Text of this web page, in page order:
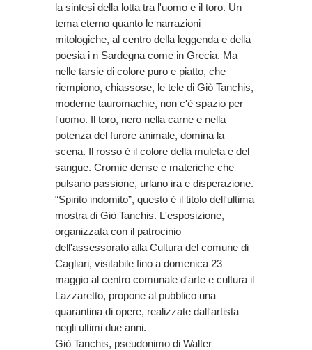
la sintesi della lotta tra l'uomo e il toro. Un
tema eterno quanto le narrazioni
mitologiche, al centro della leggenda e della
poesia i n Sardegna come in Grecia. Ma
nelle tarsie di colore puro e piatto, che
riempiono, chiassose, le tele di Giò Tanchis,
moderne tauromachie, non c'è spazio per
l'uomo. Il toro, nero nella carne e nella
potenza del furore animale, domina la
scena. Il rosso è il colore della muleta e del
sangue. Cromie dense e materiche che
pulsano passione, urlano ira e disperazione.
“Spirito indomito”, questo è il titolo dell'ultima
mostra di Giò Tanchis. L'esposizione,
organizzata con il patrocinio
dell'assessorato alla Cultura del comune di
Cagliari, visitabile fino a domenica 23
maggio al centro comunale d'arte e cultura il
Lazzaretto, propone al pubblico una
quarantina di opere, realizzate dall'artista
negli ultimi due anni.
Giò Tanchis, pseudonimo di Walter